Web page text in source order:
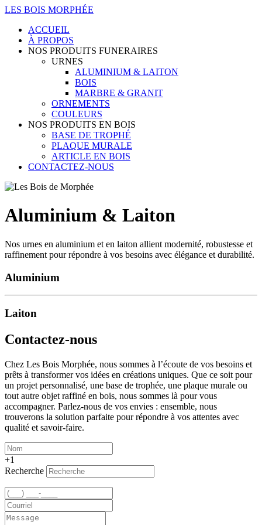
LES BOIS MORPHÉE
ACCUEIL
À PROPOS
NOS PRODUITS FUNERAIRES
URNES
ALUMINIUM & LAITON
BOIS
MARBRE & GRANIT
ORNEMENTS
COULEURS
NOS PRODUITS EN BOIS
BASE DE TROPHÉ
PLAQUE MURALE
ARTICLE EN BOIS
CONTACTEZ-NOUS
Aluminium & Laiton
Nos urnes en aluminium et en laiton allient modernité, robustesse et
raffinement pour répondre à vos besoins avec élégance et durabilité.
Aluminium
Laiton
Contactez-nous
Chez Les Bois Morphée, nous sommes à l’écoute de vos besoins et
prêts à transformer vos idées en créations uniques. Que ce soit pour
un projet personnalisé, une base de trophée, une plaque murale ou
tout autre objet raffiné en bois, nous sommes là pour vous
accompagner. Parlez-nous de vos envies : ensemble, nous
trouverons la solution parfaite pour répondre à vos attentes avec
qualité et savoir-faire.
+1
Recherche